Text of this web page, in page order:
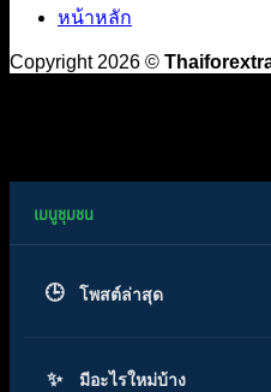
หน้าหลัก
Copyright 2026 ©
โพสต์ล่าสุด
มีอะไรใหม่บ้าง